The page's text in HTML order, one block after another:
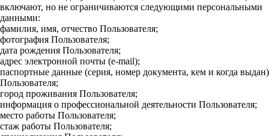
включают, но не ограничиваются следующими персональными
данными:
фамилия, имя, отчество Пользователя;
фотография Пользователя;
дата рождения Пользователя;
адрес электронной почты (e-mail);
паспортные данные (серия, номер документа, кем и когда выдан)
Пользователя;
город проживания Пользователя;
информация о профессиональной деятельности Пользователя;
место работы Пользователя;
стаж работы Пользователя;